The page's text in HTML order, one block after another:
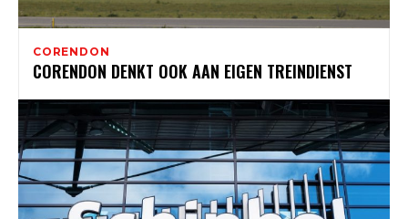
CORENDON
CORENDON DENKT OOK AAN EIGEN TREINDIENST